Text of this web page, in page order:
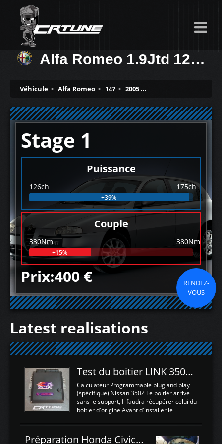
Alfa Romeo 1.9Jtd 126ch
Véhicule Alfa Romeo 147 2005 ...
Stage 1
Puissance
126ch 175ch
+39%
Couple
330Nm 380Nm
+15%
Prix:400 €
RENDEZ-
VOUS
Latest realisations
Test du boitier LINK 350Z Plugin ECU
Calculateur Programmable plug and play
(spécifique) Nissan 350Z Le boitier arrive
sans le support, Il faudra récupérer celui du
boitier d'origine Avant d'installer le
d'envoyer l'information de la large bande
Préparation Honda Civic Type R FK2